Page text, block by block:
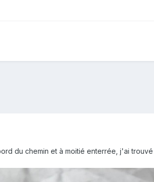
du chemin et à moitié enterrée, j'ai